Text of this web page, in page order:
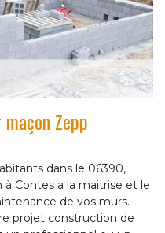
Zepp
dans le 06390,
Contes a la maitrise et le
de vos murs.
projet construction de